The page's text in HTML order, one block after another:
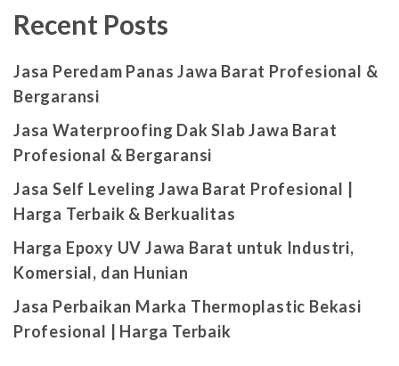
Recent Posts
Jasa Peredam Panas Jawa Barat Profesional &
Bergaransi
Jasa Waterproofing Dak Slab Jawa Barat
Profesional & Bergaransi
Jasa Self Leveling Jawa Barat Profesional |
Harga Terbaik & Berkualitas
Harga Epoxy UV Jawa Barat untuk Industri,
Komersial, dan Hunian
Jasa Perbaikan Marka Thermoplastic Bekasi
Profesional | Harga Terbaik